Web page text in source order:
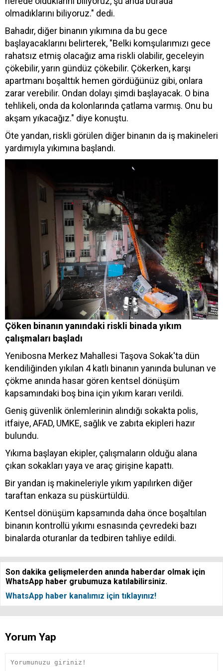
olmadıklarını biliyoruz." dedi.
Bahadır, diğer binanın yıkımına da bu gece
başlayacaklarını belirterek, "Belki komşularımızı gece
rahatsız etmiş olacağız ama riskli olabilir, geceleyin
çökebilir, yarın gündüz çökebilir. Çökerken, karşı
apartmanı boşalttık hemen gördüğünüz gibi, onlara
zarar verebilir. Ondan dolayı şimdi başlayacak. O bina
tehlikeli, onda da kolonlarında çatlama varmış. Onu bu
akşam yıkacağız." diye konuştu.
Öte yandan, riskli görülen diğer binanın da iş makineleri
yardımıyla yıkımına başlandı.
Çöken binanın yanındaki riskli binada yıkım
çalışmaları başladı
Yenibosna Merkez Mahallesi Taşova Sokak'ta dün
kendiliğinden yıkılan 4 katlı binanın yanında bulunan ve
çökme anında hasar gören kentsel dönüşüm
kapsamındaki boş bina için yıkım kararı verildi.
Geniş güvenlik önlemlerinin alındığı sokakta polis,
itfaiye, AFAD, UMKE, sağlık ve zabıta ekipleri hazır
bulundu.
Yıkıma başlayan ekipler, çalışmaların olduğu alana
çıkan sokakları yaya ve araç girişine kapattı.
Bir yandan iş makineleriyle yıkım yapılırken diğer
taraftan enkaza su püskürtüldü.
Kentsel dönüşüm kapsamında daha önce boşaltılan
binanın kontrollü yıkımı esnasında çevredeki bazı
binalarda oturanlar da tedbiren tahliye edildi.
Son dakika gelişmelerden anında haberdar olmak için
WhatsApp haber grubumuza katılabilirsiniz.
WhatsApp haber kanalımız için tıklayınız!
Yorum Yap